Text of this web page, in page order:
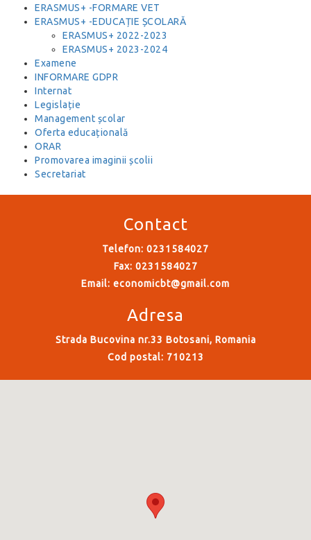
ERASMUS+ -FORMARE VET
ERASMUS+ -EDUCAȚIE ȘCOLARĂ
ERASMUS+ 2022-2023
ERASMUS+ 2023-2024
Examene
INFORMARE GDPR
Internat
Legislație
Management școlar
Oferta educațională
ORAR
Promovarea imaginii școlii
Secretariat
Contact
Telefon: 0231584027
Fax: 0231584027
Email: economicbt@gmail.com
Adresa
Strada Bucovina nr.33 Botosani, Romania
Cod postal: 710213